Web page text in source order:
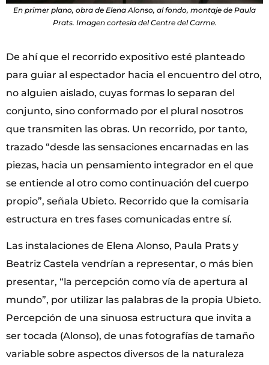
En primer plano, obra de Elena Alonso, al fondo, montaje de Paula
Prats. Imagen cortesía del Centre del Carme.
De ahí que el recorrido expositivo esté planteado
para guiar al espectador hacia el encuentro del otro,
no alguien aislado, cuyas formas lo separan del
conjunto, sino conformado por el plural nosotros
que transmiten las obras. Un recorrido, por tanto,
trazado “desde las sensaciones encarnadas en las
piezas, hacia un pensamiento integrador en el que
se entiende al otro como continuación del cuerpo
propio”, señala Ubieto. Recorrido que la comisaria
estructura en tres fases comunicadas entre sí.
Las instalaciones de Elena Alonso, Paula Prats y
Beatriz Castela vendrían a representar, o más bien
presentar, “la percepción como vía de apertura al
mundo”, por utilizar las palabras de la propia Ubieto.
Percepción de una sinuosa estructura que invita a
ser tocada (Alonso), de unas fotografías de tamaño
variable sobre aspectos diversos de la naturaleza